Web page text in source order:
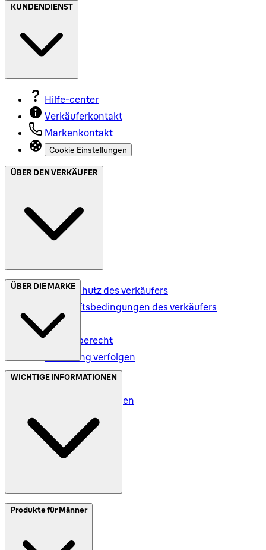
KUNDENDIENST
Hilfe-center
Verkäuferkontakt
Markenkontakt
Cookie Einstellungen
ÜBER DEN VERKÄUFER
Datenschutz des verkäufers
Geschäftsbedingungen des verkäufers
Versand
Rückgaberecht
Bestellung verfolgen
ÜBER DIE MARKE
Datenschutz (DE)
Geschäftsbedingungen
Meine Daten (AT)
WICHTIGE INFORMATIONEN
SplitIt
Produkte für Männer